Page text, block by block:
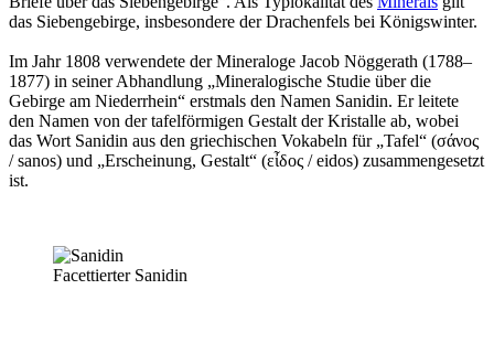
das Siebengebirge, insbesondere der Drachenfels bei Königswinter.
Im Jahr 1808 verwendete der Mineraloge Jacob Nöggerath (1788–
1877) in seiner Abhandlung „Mineralogische Studie über die
Gebirge am Niederrhein“ erstmals den Namen Sanidin. Er leitete
den Namen von dertafelförmigen Gestalt der Kristalle ab, wobei
das Wort Sanidin aus den griechischen Vokabeln für „Tafel“ (σάνος
/ sanos) und „Erscheinung, Gestalt“ (εἶδος / eidos) zusammengesetzt
ist.
Facettierter Sanidin